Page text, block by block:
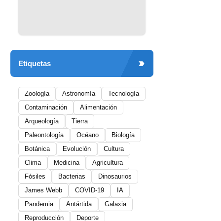
Etiquetas
Zoología Astronomía
Tecnología
Contaminación
Alimentación
Arqueología
Tierra
Paleontología
Océano
Biología
Botánica
Evolución
Cultura
Clima
Medicina
Agricultura
Fósiles
Bacterias
Dinosaurios
James Webb
COVID-19
IA
Pandemia
Antártida
Galaxia
Reproducción
Deporte